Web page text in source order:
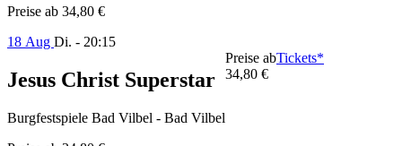
Preise ab 34,80 €
18 Aug Di. - 20:15
Jesus Christ Superstar
Burgfestspiele Bad Vilbel - Bad Vilbel
Preise ab
34,80 €
Tickets*